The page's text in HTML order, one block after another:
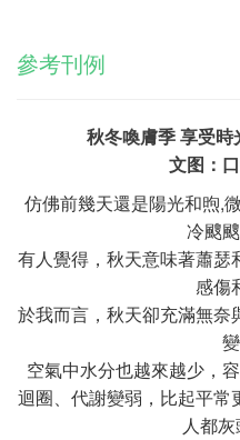
參考刊例
秋冬喚膚季 享受
文图：
仿佛前幾天還是陽光和煦,
冷颼
有人覺得，秋天意味著蕭瑟
感傷
於我而言，秋天卻充滿無
空氣中水分也越來越少，
迴圈、代謝變弱，比起平常
人都